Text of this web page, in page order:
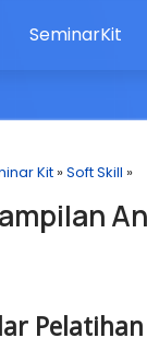
SeminarKit
Kit »Soft Skill »